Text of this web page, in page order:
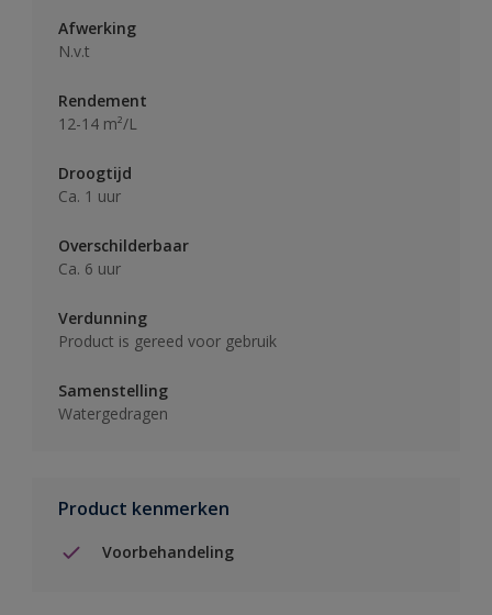
Afwerking
N.v.t
Rendement
12-14 m²/L
Droogtijd
Ca. 1 uur
Overschilderbaar
Ca. 6 uur
Verdunning
Product is gereed voor gebruik
Samenstelling
Watergedragen
Product kenmerken
Voorbehandeling